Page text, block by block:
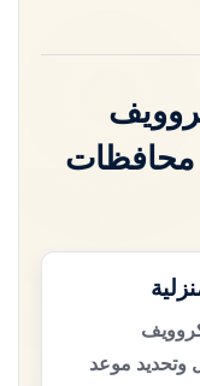
محافظات
وتحديد موعد